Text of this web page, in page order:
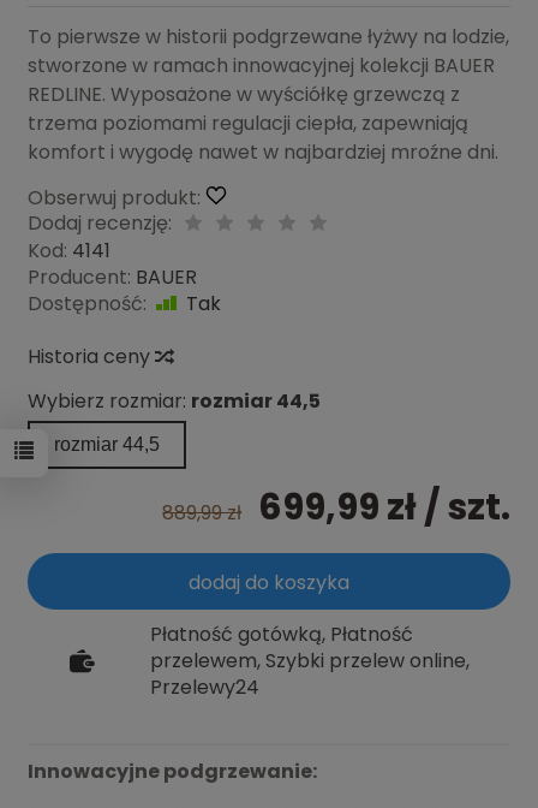
To pierwsze w historii podgrzewane łyżwy na lodzie,
stworzone w ramach innowacyjnej kolekcji BAUER
REDLINE. Wyposażone w wyściółkę grzewczą z
trzema poziomami regulacji ciepła, zapewniają
komfort i wygodę nawet w najbardziej mroźne dni.
Obserwuj produkt:
Dodaj recenzję:
Kod: 4141
Producent: BAUER
Dostępność:
Tak
Historia ceny
Wybierz rozmiar: rozmiar 44,5
rozmiar 44,5
889,99 zł 699,99 zł/ szt.
dodaj do koszyka
Płatność gotówką, Płatność
przelewem, Szybki przelew online,
Przelewy24
Innowacyjne podgrzewanie: